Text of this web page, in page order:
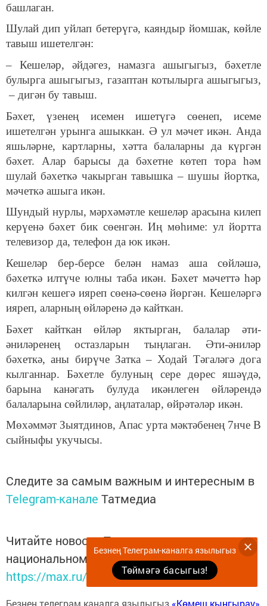
башлаган.
Шулай дип уйлап бетерүгә, каяндыр йомшак, көйле
тавыш ишетелгән:
– Кешеләр, әйдәгез, намазга ашыгыгыз, бәхетле
булырга ашыгыгыз, газаптан котылырга ашыгыгыз,
– дигән бу тавыш.
Бәхет, үзенең исемен ишетүгә сөенеп, исеме
ишетелгән урынга ашыккан. Ә ул мәчет икән. Анда
яшьләрне, картларны, хәтта балаларны да күргән
бәхет. Алар барысы да бәхетне көтеп тораһәм
шулай бәхеткә чакырган тавышка –шушы йортка,
мәчеткә ашыга икән.
Шундый нурлы, мәрхәмәтле кешеләр арасына килеп
керүенә бәхет бик сөенгән. Иң мөһиме: ул йортта
телевизор да, телефон да юк икән.
Кешеләр бер-берсе белән намаз аша сөйләшә,
бәхеткә илтүче юлны таба икән. Бәхет мәчеттә һәр
килгән кешегә ияреп сөенә-сөенә йөргән. Кешеләргә
ияреп, аларның өйләренә дә кайткан.
Бәхет кайткан өйләр яктырган, балалар әти-
әниләренең остазларын тыңлаган. Әти-әниләр
бәхеткә, аны бирүче Затка – Ходай Тәгаләгә дога
кылганнар. Бәхетле булуның сере дөрес яшәүдә,
барына канәгать булуда икәнлеген өйләрендә
балаларына сөйлиләр, аңлаталар, өйрәтәләр икән.
Мөхәммәт Зыятдинов, Апас урта мәктәбенең 7нче В
сыйныфы укучысы.
Следите за самым важным и интересным в
Telegram-канале Татмедиа
Читайте новости Татарстана в
национальном мессенджере MАХ:
https://max.ru/tatmedia
Безнең телеграм каналга язылыгыз «Көмеш кыңгырау»
Безнең Телеграм-каналга язылыгыз
Төймәгә басыгыз!